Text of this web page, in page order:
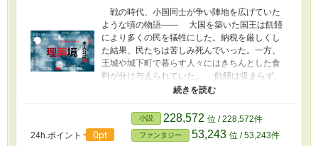
戦の時代、小国同士が争い陣地を広げていた
ような頃の物語―― 大国を築いた国王は飢饉
により多くの民を犠牲にした。納税を厳しくし
た結果、民たちは苦しみ死んでいった。一方、
王城や城下町で暮らす人々にはきちんとした食
料が分け与えられていた。 飢饉は収まらず、
国王は大臣達に何か案を出すように命じる。そ
して、一人の大臣の案が採用され、数ヶ月、数
年後には何とか持ち直すことが出来た―― こ
の物語の始まりはここから…… ある日、国王
は息子に自分の寿命が短いことを告げる。 国
24h.ポイント 0pt
小説 228,572 位 / 228,572件
ファンタジー 53,243 位 / 53,243件